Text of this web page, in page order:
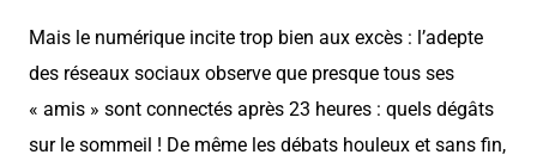
Mais le numérique incite trop bien aux excès : l’adepte
des réseaux sociaux observe que presque tous ses
« amis » sont connectés après 23 heures : quels dégâts
sur le sommeil ! De même les débats houleux et sans fin,